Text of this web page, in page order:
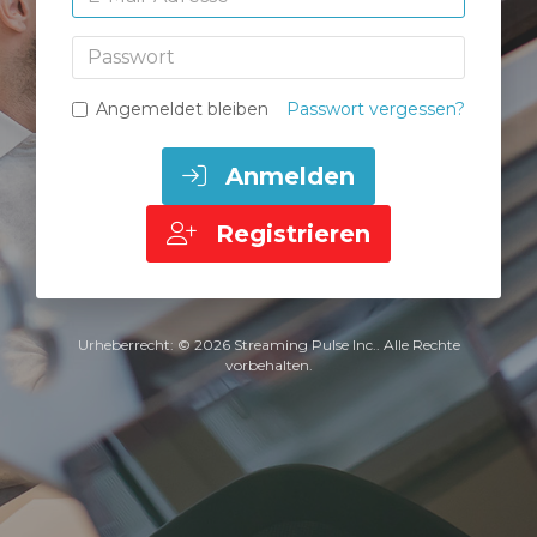
Passwort
Angemeldet bleiben Passwort vergessen?
Anmelden
Registrieren
Urheberrecht: © 2026 Streaming Pulse Inc.. Alle Rechte
vorbehalten.